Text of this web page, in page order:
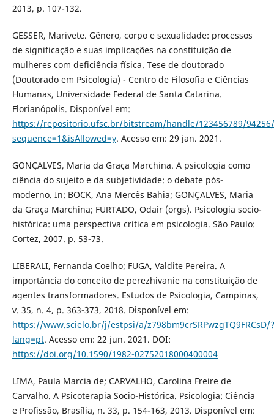
2013, p. 107-132.
GESSER, Marivete. Gênero, corpo e sexualidade: processos
de significação e suas implicações na constituição de
mulheres com deficiência física. Tese de doutorado
(Doutorado em Psicologia) - Centro de Filosofia e Ciências
Humanas, Universidade Federal de Santa Catarina.
Florianópolis. Disponível em:
https://repositorio.ufsc.br/bitstream/handle/123456789/
sequence=1&isAllowed=y. Acesso em: 29 jan. 2021.
GONÇALVES, Maria da Graça Marchina. A psicologia como
ciência do sujeito e da subjetividade: o debate pós-
moderno. In: BOCK, Ana Mercês Bahia; GONÇALVES, Maria
da Graça Marchina; FURTADO, Odair (orgs). Psicologia socio-
histórica: uma perspectiva crítica em psicologia. São Paulo:
Cortez, 2007. p. 53-73.
LIBERALI, Fernanda Coelho; FUGA, Valdite Pereira. A
importância do conceito de perezhivanie na constituição de
agentes transformadores. Estudos de Psicologia, Campinas,
v. 35, n. 4, p. 363-373, 2018. Disponível em:
https://www.scielo.br/j/estpsi/a/z798bm9crSRPwzgTQ9FRCsD/?
lang=pt. Acesso em: 22 jun. 2021. DOI:
https://doi.org/10.1590/1982-02752018000400004
LIMA, Paula Marcia de; CARVALHO, Carolina Freire de
Carvalho. A Psicoterapia Socio-Histórica. Psicologia: Ciência
e Profissão, Brasília, n. 33, p. 154-163, 2013. Disponível em: